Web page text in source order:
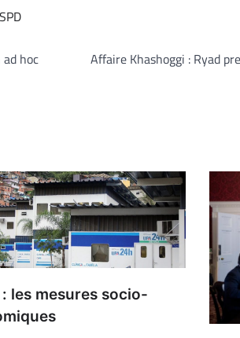
SPD
hoc
Affaire Khashoggi : Ryad
les mesures socio-